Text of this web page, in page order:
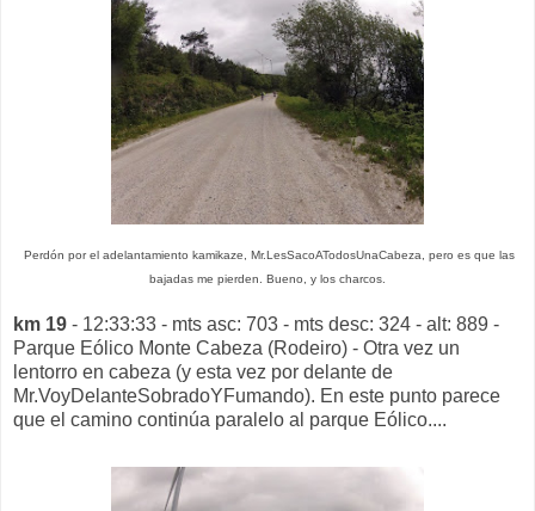
Perdón por el adelantamiento kamikaze, Mr.LesSacoATodosUnaCabeza, pero es que las
bajadas me pierden. Bueno, y los charcos.
km 19 - 12:33:33 - mts asc: 703 - mts desc: 324 - alt: 889 -
Parque Eólico Monte Cabeza (Rodeiro) - Otra vez un
lentorro en cabeza (y esta vez por delante de
Mr.VoyDelanteSobradoYFumando). En este punto parece
que el camino continúa paralelo al parque Eólico....